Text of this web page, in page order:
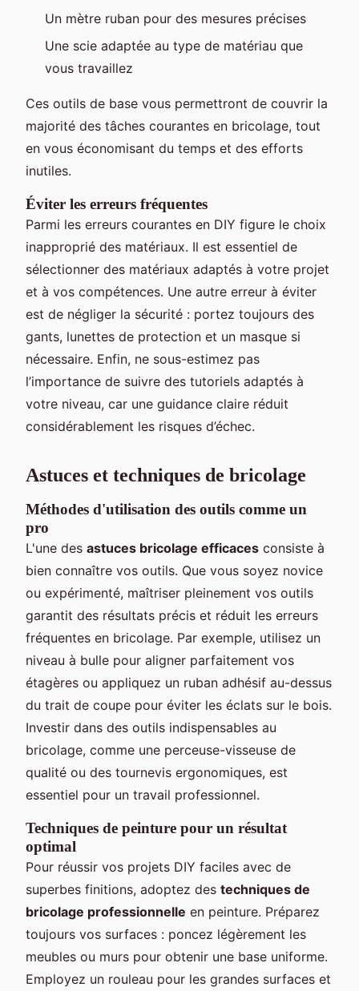
Un mètre ruban pour des mesures précises
Une scie adaptée au type de matériau que
vous travaillez
Ces outils de base vous permettront de couvrir la
majorité des tâches courantes en bricolage, tout
en vous économisant du temps et des efforts
inutiles.
Éviter les erreurs fréquentes
Parmi les erreurs courantes en DIY figure le choix
inapproprié des matériaux. Il est essentiel de
sélectionner des matériaux adaptés à votre projet
et à vos compétences. Une autre erreur à éviter
est de négliger la sécurité : portez toujours des
gants, lunettes de protection et un masque si
nécessaire. Enfin, ne sous-estimez pas
l’importance de suivre des tutoriels adaptés à
votre niveau, car une guidance claire réduit
considérablement les risques d’échec.
Astuces et techniques de bricolage
Méthodes d'utilisation des outils comme un
pro
L'une des astuces bricolage efficaces consiste à
bien connaître vos outils. Que vous soyez novice
ou expérimenté, maîtriser pleinement vos outils
garantit des résultats précis et réduit les erreurs
fréquentes en bricolage. Par exemple, utilisez un
niveau à bulle pour aligner parfaitement vos
étagères ou appliquez un ruban adhésif au-dessus
du trait de coupe pour éviter les éclats sur le bois.
Investir dans des outils indispensables au
bricolage, comme une perceuse-visseuse de
qualité ou des tournevis ergonomiques, est
essentiel pour un travail professionnel.
Techniques de peinture pour un résultat
optimal
Pour réussir vos projets DIY faciles avec de
superbes finitions, adoptez des techniques de
bricolage professionnelle en peinture. Préparez
toujours vos surfaces : poncez légèrement les
meubles ou murs pour obtenir une base uniforme.
Employez un rouleau pour les grandes surfaces et